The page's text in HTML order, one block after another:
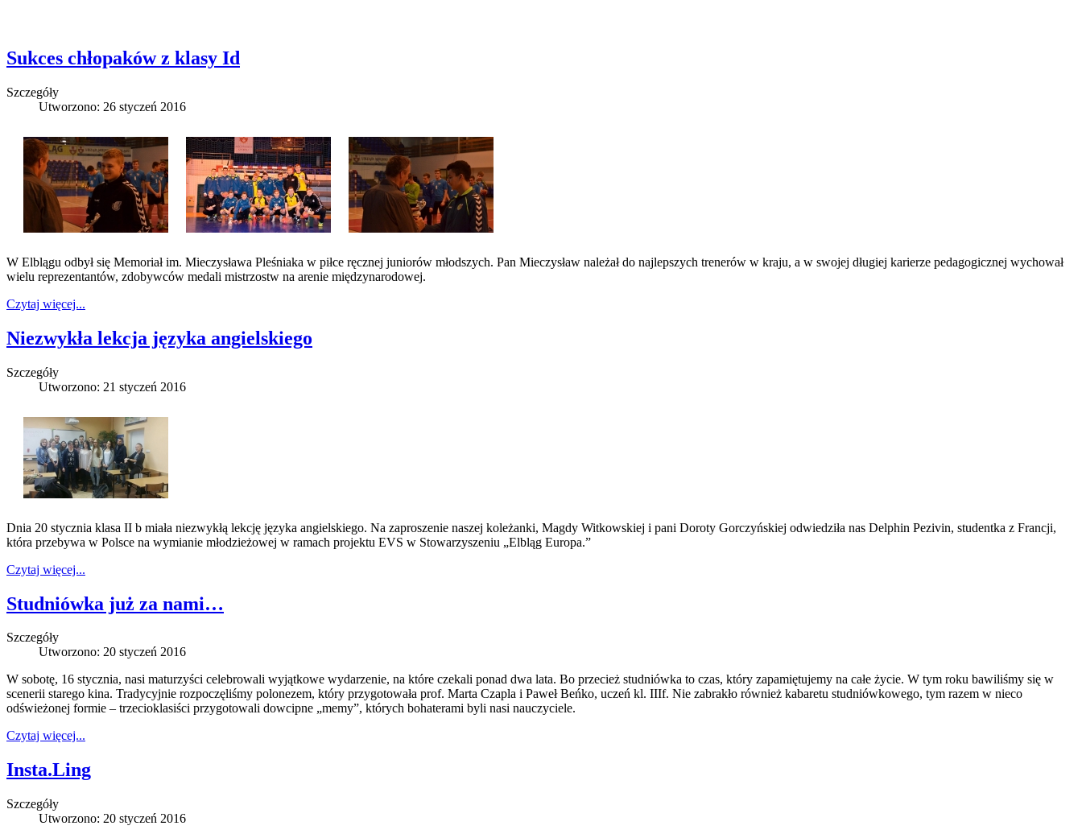
Sukces chłopaków z klasy Id
Szczegóły
Utworzono: 26 styczeń 2016
W Elblągu odbył się Memoriał im. Mieczysława Pleśniaka w piłce ręcznej juniorów młodszych. Pan Mieczysław należał do najlepszych trenerów w kraju, a w swojej długiej karierze pedagogicznej wychował
wielu reprezentantów, zdobywców medali mistrzostw na arenie międzynarodowej.
Czytaj więcej...
Niezwykła lekcja języka angielskiego
Szczegóły
Utworzono: 21 styczeń 2016
Dnia 20 stycznia klasa II b miała niezwykłą lekcję języka angielskiego. Na zaproszenie naszej koleżanki, Magdy Witkowskiej i pani Doroty Gorczyńskiej odwiedziła nas Delphin Pezivin, studentka z Francji,
która przebywa w Polsce na wymianie młodzieżowej w ramach projektu EVS w Stowarzyszeniu „Elbląg Europa.”
Czytaj więcej...
Studniówka już za nami…
Szczegóły
Utworzono: 20 styczeń 2016
W sobotę, 16 stycznia, nasi maturzyści celebrowali wyjątkowe wydarzenie, na które czekali ponad dwa lata. Bo przecież studniówka to czas, który zapamiętujemy na całe życie. W tym roku bawiliśmy się w
scenerii starego kina. Tradycyjnie rozpoczęliśmy polonezem, który przygotowała prof. Marta Czapla i Paweł Beńko, uczeń kl. IIIf. Nie zabrakło również kabaretu studniówkowego, tym razem w nieco
odświeżonej formie – trzecioklasiści przygotowali dowcipne „memy”, których bohaterami byli nasi nauczyciele.
Czytaj więcej...
Insta.Ling
Szczegóły
Utworzono: 20 styczeń 2016